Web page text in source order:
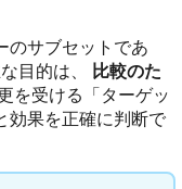
のサブセットであ
目的は、
比較のた
を受ける「ターゲッ
効果を正確に判断で